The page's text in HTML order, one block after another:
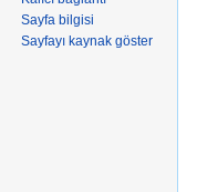
Sayfa bilgisi
Sayfayı kaynak göster